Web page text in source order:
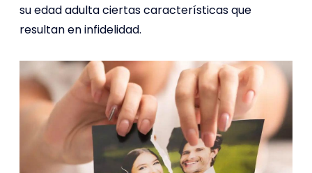
su edad adulta ciertas características que
resultan en infidelidad.